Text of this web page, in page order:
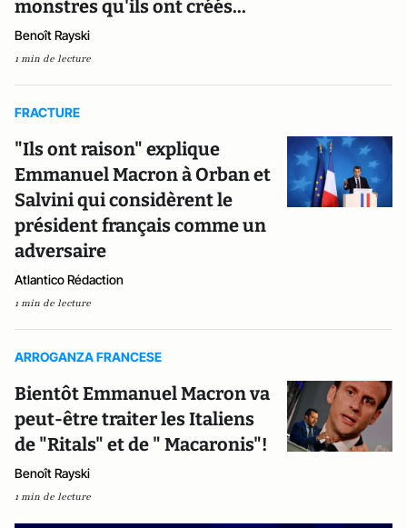
monstres qu'ils ont créés...
Benoît Rayski
1 min de lecture
FRACTURE
"Ils ont raison" explique
Emmanuel Macron à Orban et
Salvini qui considèrent le
président français comme un
adversaire
Atlantico Rédaction
1 min de lecture
ARROGANZA FRANCESE
Bientôt Emmanuel Macron va
peut-être traiter les Italiens
de "Ritals" et de " Macaronis"!
Benoît Rayski
1 min de lecture